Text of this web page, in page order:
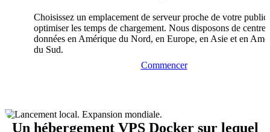
Choisissez un emplacement de serveur proche de votre
optimiser les temps de chargement. Nous disposons de
données en Amérique du Nord, en Europe, en Asie et en
du Sud.
Commencer
Un hébergement VPS Docker sur lequel